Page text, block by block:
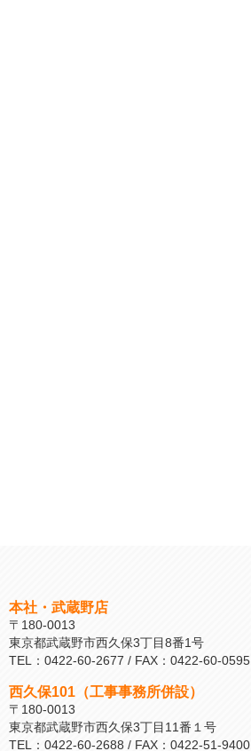
本社・武蔵野店
〒180-0013
東京都武蔵野市西久保3丁目8番1号
TEL：0422-60-2677 / FAX：0422-60-0595
西久保101（工事事務所併設）
〒180-0013
東京都武蔵野市西久保3丁目11番１号
TEL：0422-60-2688 / FAX：0422-51-9400